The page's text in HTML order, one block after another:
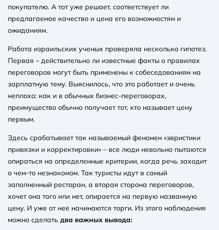
покупателю. А тот уже решает, соответствует ли
предлагаемое качество и цена его возможностям и
ожиданиям.
Работа израильских ученых проверяла несколько гипотез.
Первая – действительно ли известные факты о правилах
переговоров могут быть применены к собеседованиям на
зарплатную тему. Выяснилось, что это работает и очень
неплохо: как и в обычных бизнес-переговорах,
преимущество обычно получает тот, кто называет цену
первым.
Здесь срабатывает так называемый феномен «эвристики
привязки и корректировки» – все люди невольно пытаются
опираться на определенные критерии, когда речь заходит
о чем-то незнакомом. Так туристы идут в самый
заполненный ресторан, а вторая сторона переговоров,
хочет она того или нет, опирается на первую названную
цену. И уже от нее начинаются торги. Из этого наблюдения
можно сделать два важных вывода: